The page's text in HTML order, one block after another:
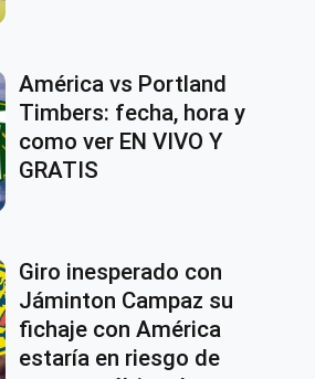
América vs Portland
Timbers: fecha, hora y
como ver EN VIVO Y
GRATIS
Giro inesperado con
Jáminton Campaz su
fichaje con América
estaría en riesgo de